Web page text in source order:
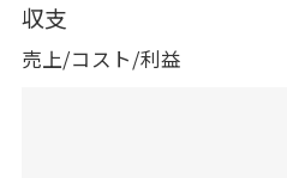
収支
売上/コスト/利益